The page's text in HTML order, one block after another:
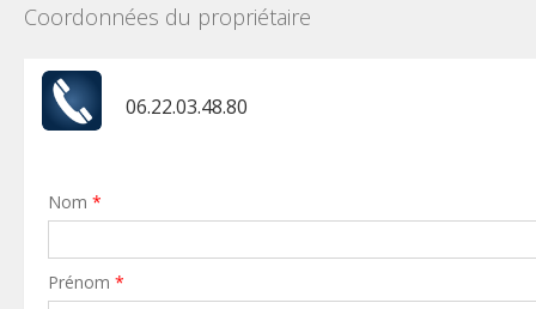
Coordonnées du propriétaire
06.22.03.48.80
Nom *
Prénom *